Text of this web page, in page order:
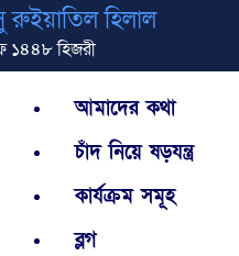
রুইয়াতিল হিলাল
১৪৪৮ হিজরী
আমাদের কথা
চাঁদ নিয়ে ষড়যন্ত্র
কার্যক্রম সমূহ
ব্লগ